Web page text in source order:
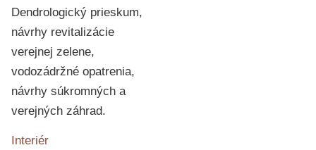
Dendrologický prieskum,
návrhy revitalizácie
verejnej zelene,
vodozádržné opatrenia,
návrhy súkromných a
verejných záhrad.
Interiér